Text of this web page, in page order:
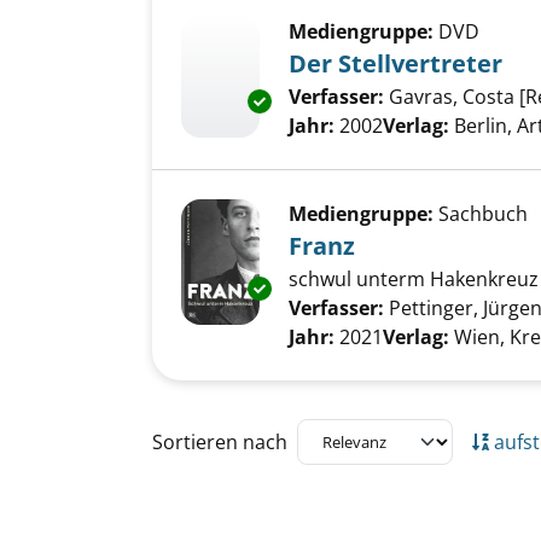
Exemplar-Details von Der
Mediengruppe: DVD
Der Stellvertreter
Verfasser: Gavras, Costa
Jahr: 2002Verlag: Berlin,
Exemplar-Details von Franz
Mediengruppe: Sachbuch
Franz
schwul unterm Hakenkreuz
Verfasser: Pettinger, Jürgen
Jahr: 2021Verlag: Wien,
Zu den Suchfiltern springen
Sortieren nach